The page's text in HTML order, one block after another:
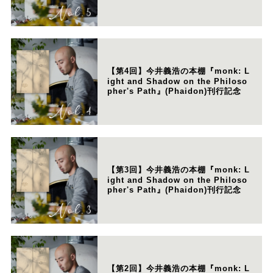
【第4回】今井義浩の本棚『monk: L
ight and Shadow on the Philoso
pher's Path』(Phaidon)刊行記念
【第3回】今井義浩の本棚『monk: L
ight and Shadow on the Philoso
pher's Path』(Phaidon)刊行記念
【第2回】今井義浩の本棚『monk: L